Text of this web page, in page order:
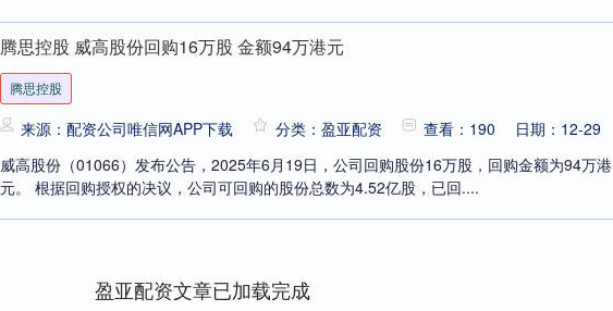
腾思控股 威高股份回购16万股 金额94万港元
腾思控股
来源：配资公司唯信网APP下载 分类：盈亚配资 查看：190
日期：12-29
威高股份（01066）发布公告，2025年6月19日，公司回购股份16万股，回购金额为94万港
元。 根据回购授权的决议，公司可回购的股份总数为4.52亿股，已回....
盈亚配资文章已加载完成